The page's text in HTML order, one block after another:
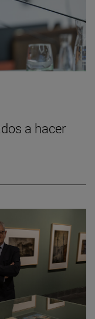
a hacer